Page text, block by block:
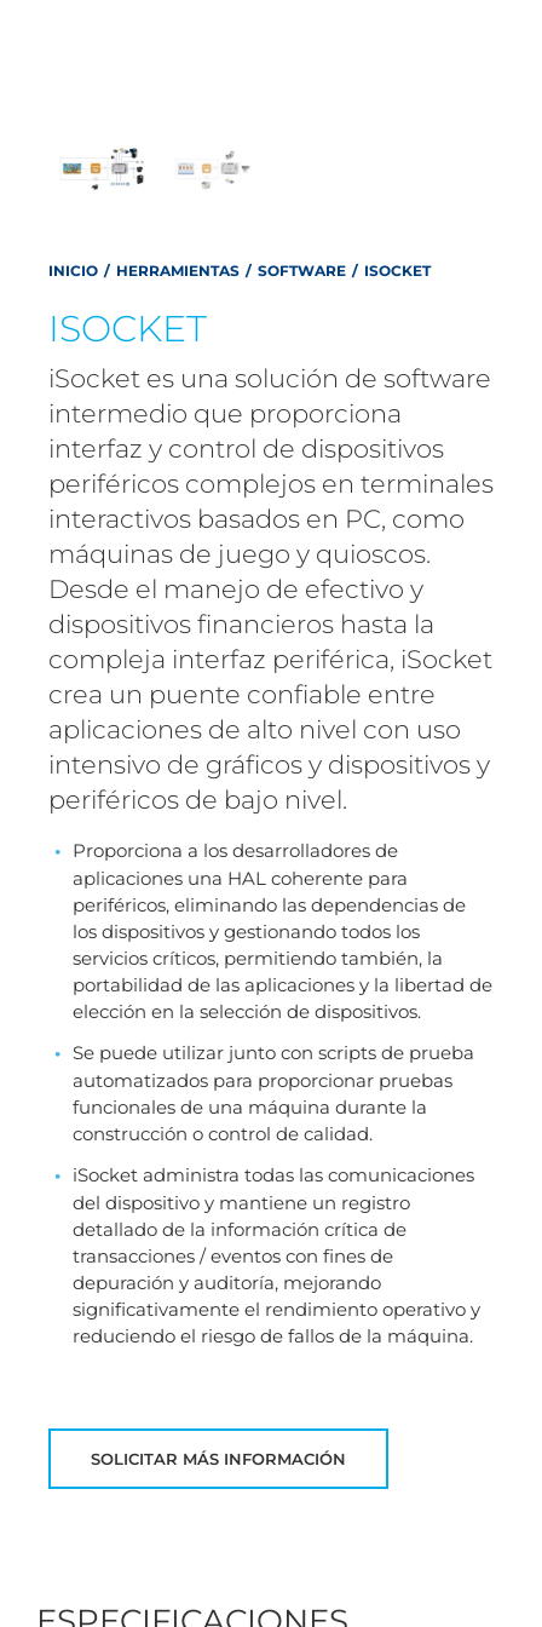
INICIO / HERRAMIENTAS / SOFTWARE / ISOCKET
ISOCKET
iSocket es una solución de software
intermedio que proporciona
interfaz y control de dispositivos
periféricos complejos en terminales
interactivos basados en PC, como
máquinas de juego y quioscos.
Desde el manejo de efectivo y
dispositivos financieros hasta la
compleja interfaz periférica, iSocket
crea un puente confiable entre
aplicaciones de alto nivel con uso
intensivo de gráficos y dispositivos y
periféricos de bajo nivel.
Proporciona a los desarrolladores de
aplicaciones una HAL coherente para
periféricos, eliminando las dependencias de
los dispositivos y gestionando todos los
servicios críticos, permitiendo también, la
portabilidad de las aplicaciones y la libertad de
elección en la selección de dispositivos.
Se puede utilizar junto con scripts de prueba
automatizados para proporcionar pruebas
funcionales de una máquina durante la
construcción o control de calidad.
iSocket administra todas las comunicaciones
del dispositivo y mantiene un registro
detallado de la información crítica de
transacciones / eventos con fines de
depuración y auditoría, mejorando
significativamente el rendimiento operativo y
reduciendo el riesgo de fallos de la máquina.
SOLICITAR MÁS INFORMACIÓN